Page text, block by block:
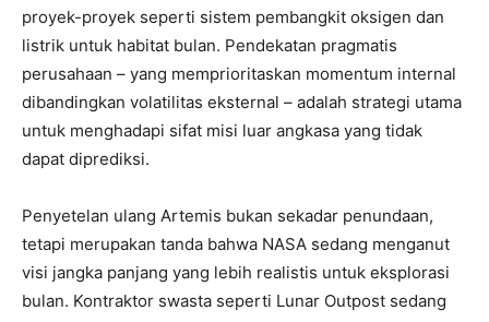
proyek-proyek seperti sistem pembangkit oksigen dan
listrik untuk habitat bulan. Pendekatan pragmatis
perusahaan – yang memprioritaskan momentum internal
dibandingkan volatilitas eksternal – adalah strategi utama
untuk menghadapi sifat misi luar angkasa yang tidak
dapat diprediksi.
Penyetelan ulang Artemis bukan sekadar penundaan,
tetapi merupakan tanda bahwa NASA sedang menganut
visi jangka panjang yang lebih realistis untuk eksplorasi
bulan. Kontraktor swasta seperti Lunar Outpost sedang